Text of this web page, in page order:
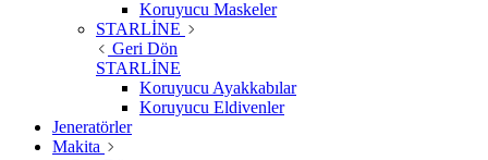
Koruyucu Maskeler
STARLİNE
Geri Dön
STARLİNE
Koruyucu Ayakkabılar
Koruyucu Eldivenler
Jeneratörler
Makita